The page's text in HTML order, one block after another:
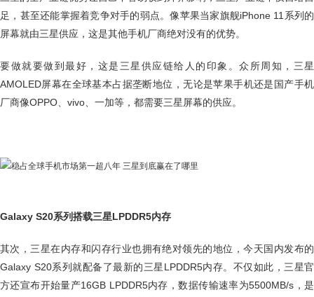
足，甚至还能掌握着竞争对手的弱点。像苹果当家旗舰iPhone 11系列的
屏幕就由三星供应，这是其他手机厂商绝对没有的优势。
要做就要做到最好，这是三星供应链给人的印象。众所周知，三星
AMOLED屏幕在全球基本占据垄断地位，无论是苹果手机还是国产手机
厂商像OPPO、vivo、一加等，都需要三星屏幕的供应。
Galaxy S20系列搭载三星LPDDR5内存
其次，三星在内存和闪存行业也拥有绝对领先的地位，今天国内发布的
Galaxy S20系列就配备了最新的三星LPDDR5内存。不仅如此，三星官
方还宣布开始量产16GB LPDDR5内存，数据传输速率为5500MB/s，是